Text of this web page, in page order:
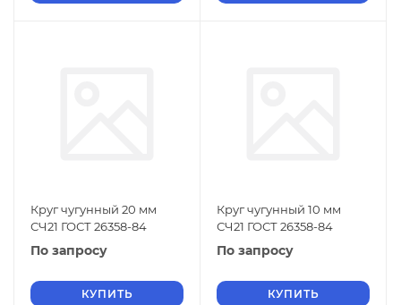
Круг чугунный 20 мм
СЧ21 ГОСТ 26358-84
По запросу
КУПИТЬ
Круг чугунный 10 мм
СЧ21 ГОСТ 26358-84
По запросу
КУПИТЬ